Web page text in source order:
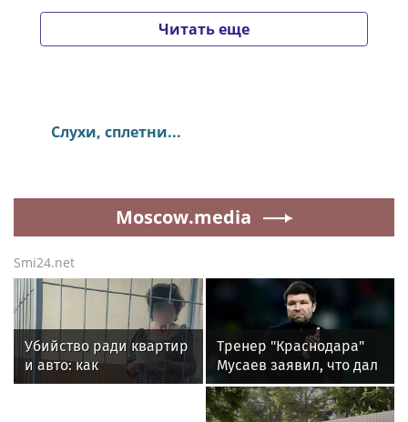
Читать еще
Слухи, сплетни...
Moscow.media
Smi24.net
Убийство ради квартир
и авто: как
пенсионерка из Москвы
Тренер "Краснодара"
Мусаев заявил, что дал
установку играть через
зону Жедсона